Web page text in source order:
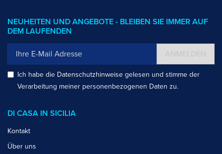
NEUHEITEN UND ANGEBOTE - BLEIBEN SIE IMMER AUF
DEM LAUFENDEN
Ich habe die Datenschutzhinweise gelesen und stimme der
Verarbeitung meiner personenbezogenen Daten zu.
DI CASA IN SICILIA
Kontakt
Über uns